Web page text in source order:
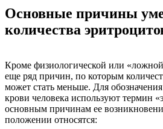
Основные причины
количества
Кроме физиологической или
еще ряд причин, по которым
может стать меньше. Для
крови человека используют термин
основным причинам ее
положении относятся: